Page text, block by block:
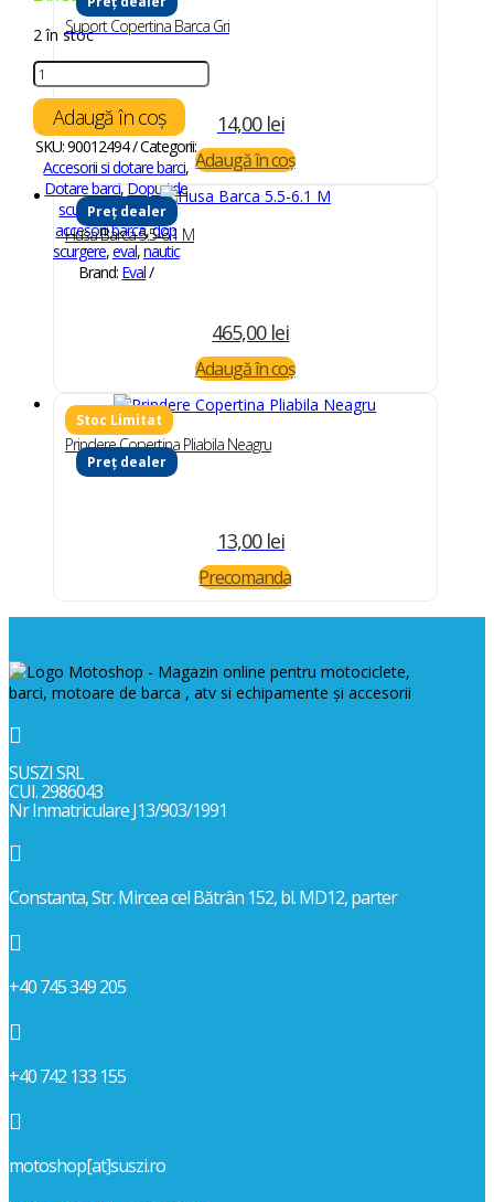
2 în stoc
Cantitate
Dop
Scurgere
Oval
Ø
25mm
Adaugă în coș
SKU:90012494 Categorii:
Accesorii si dotare barci,
Dotare barci, Dopuri de
scurgere Etichete:
accesorii barca,dop
scurgere,eval,nautic
Brand: Eval
Suport Copertina Barca Gri
14,00 lei
Adaugă în coș
Preț dealer
Husa Barca 5.5-6.1 M
465,00 lei
Adaugă în coș
Preț dealer
Prindere Copertina Pliabila Neagru
13,00 lei
Precomanda

SUSZI SRL
CUI. 2986043
Nr Inmatriculare J13/903/1991

Constanta, Str. Mircea cel Bătrân 152, bl. MD12, parter

+40 745 349 205

+40 742 133 155

motoshop[at]suszi.ro